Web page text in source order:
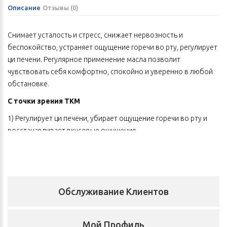
Описание Отзывы (0)
Снимает усталость и стресс, снижает нервозность и
беспокойство, устраняет ощущение горечи во рту, регулирует
ци печени. Регулярное применение масла позволит
чувствовать себя комфортно, спокойно и уверенно в любой
обстановке.
С точки зрения ТКМ
1) Регулирует ци печени, убирает ощущение горечи во рту и
восстанавливает вкусовые ощущения.
4) Нормализует состояние нервной и эндокринной систем,
Обслуживание Клиентов
Мой Профиль